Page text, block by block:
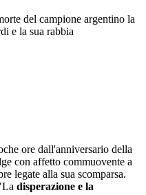
del campione argentino la
e la sua rabbia
ore dall'anniversario della
con affetto commuovente a
legate alla sua scomparsa.
disperazione e la